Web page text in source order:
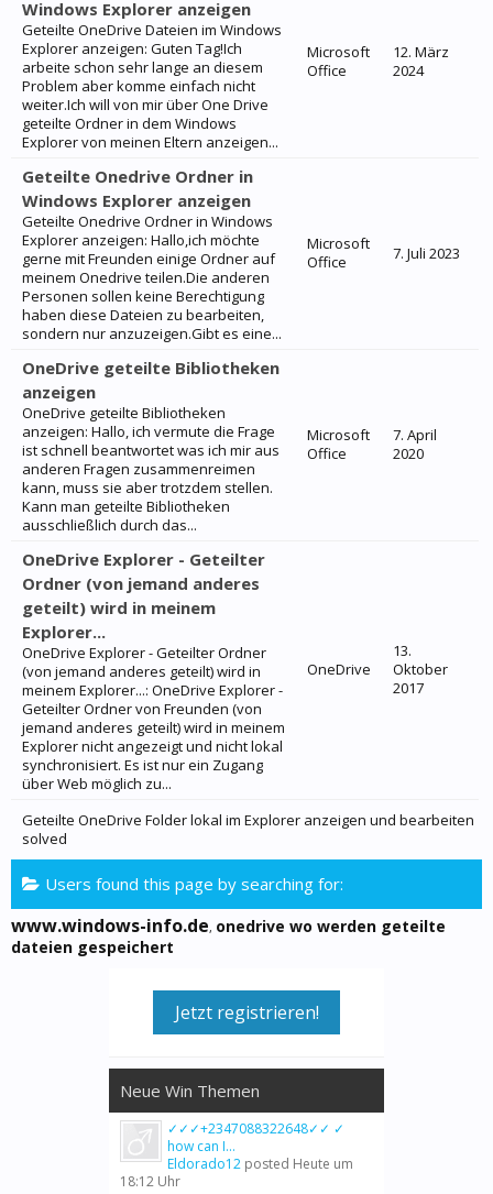
Windows Explorer anzeigen
Geteilte OneDrive Dateien im Windows
Explorer anzeigen: Guten Tag!Ich
arbeite schon sehr lange an diesem
Problem aber komme einfach nicht
weiter.Ich will von mir über One Drive
geteilte Ordner in dem Windows
Explorer von meinen Eltern anzeigen...
Microsoft
Office
12. März
2024
Geteilte Onedrive Ordner in
Windows Explorer anzeigen
Geteilte Onedrive Ordner in Windows
Explorer anzeigen: Hallo,ich möchte
gerne mit Freunden einige Ordner auf
meinem Onedrive teilen.Die anderen
Personen sollen keine Berechtigung
haben diese Dateien zu bearbeiten,
sondern nur anzuzeigen.Gibt es eine...
Microsoft
Office
7. Juli 2023
OneDrive geteilte Bibliotheken
anzeigen
OneDrive geteilte Bibliotheken
anzeigen: Hallo, ich vermute die Frage
ist schnell beantwortet was ich mir aus
anderen Fragen zusammenreimen
kann, muss sie aber trotzdem stellen.
Kann man geteilte Bibliotheken
ausschließlich durch das...
Microsoft
Office
7. April
2020
OneDrive Explorer - Geteilter
Ordner (von jemand anderes
geteilt) wird in meinem
Explorer...
OneDrive Explorer - Geteilter Ordner
(von jemand anderes geteilt) wird in
meinem Explorer...: OneDrive Explorer -
Geteilter Ordner von Freunden (von
jemand anderes geteilt) wird in meinem
Explorer nicht angezeigt und nicht lokal
synchronisiert. Es ist nur ein Zugang
über Web möglich zu...
OneDrive
13.
Oktober
2017
Geteilte OneDrive Folder lokal im Explorer anzeigen und bearbeiten
solved
Users found this page by searching for:
www.windows-info.de, onedrive wo werden geteilte
dateien gespeichert
Jetzt registrieren!
Neue Win Themen
✓✓✓+2347088322648✓✓ ✓
how can I...
Eldorado12 posted Heute um
18:12 Uhr